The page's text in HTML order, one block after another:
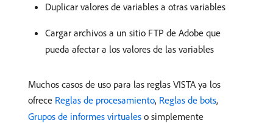
Duplicar valores de variables a otras variables
Cargar archivos a un sitio FTP de Adobe que
pueda afectar a los valores de las variables
Muchos casos de uso para las reglas VISTA ya los
ofrece Reglas de procesamiento, Reglas de bots,
Grupos de informes virtuales o simplemente